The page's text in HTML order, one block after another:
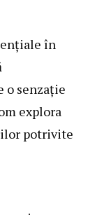
în
o senzație
explora
potrivite